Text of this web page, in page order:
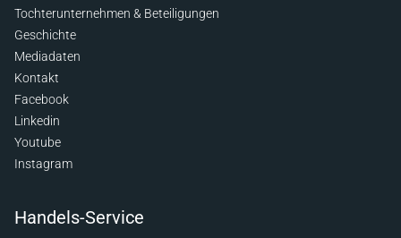
Tochterunternehmen & Beteiligungen
Geschichte
Mediadaten
Kontakt
Facebook
Linkedin
Youtube
Instagram
Handels-Service